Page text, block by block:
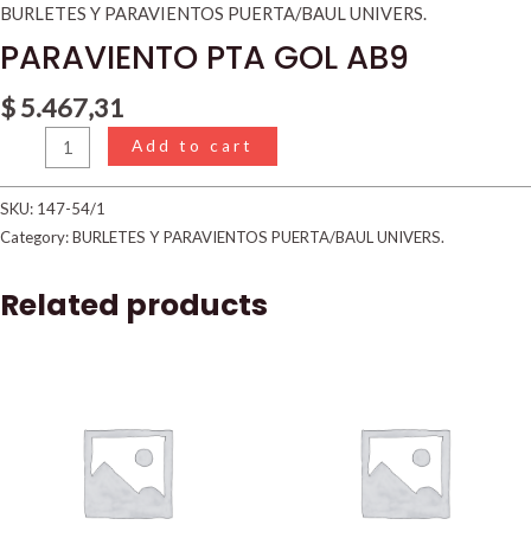
BURLETES Y PARAVIENTOS PUERTA/BAUL UNIVERS.
PARAVIENTO PTA GOL AB9
$5.467,31
Add to cart
SKU: 147-54/1
Category:BURLETES Y PARAVIENTOS PUERTA/BAUL UNIVERS.
Related products